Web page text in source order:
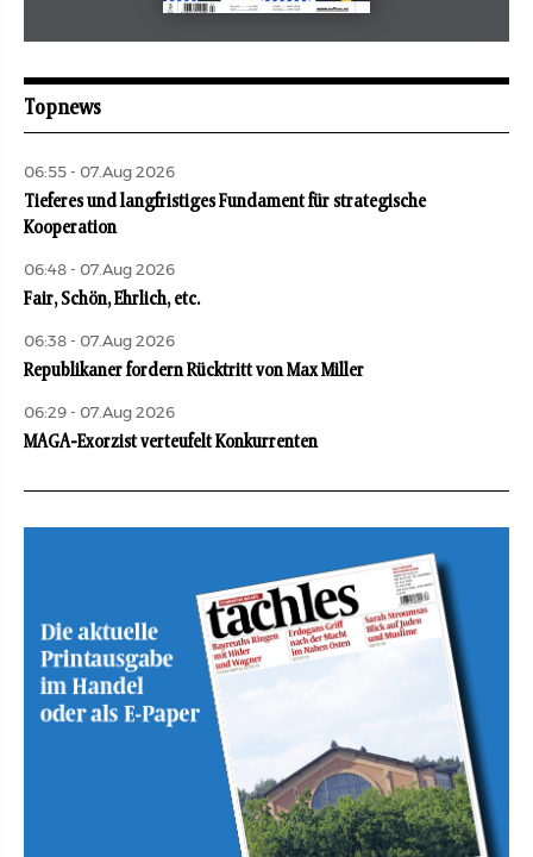
aufbau
Topnews
06:55 - 07.Aug 2026
Tieferes und langfristiges Fundament für strategische
Kooperation
06:48 - 07.Aug 2026
Fair, Schön, Ehrlich, etc.
06:38 - 07.Aug 2026
Republikaner fordern Rücktritt von Max Miller
06:29 - 07.Aug 2026
MAGA-Exorzist verteufelt Konkurrenten